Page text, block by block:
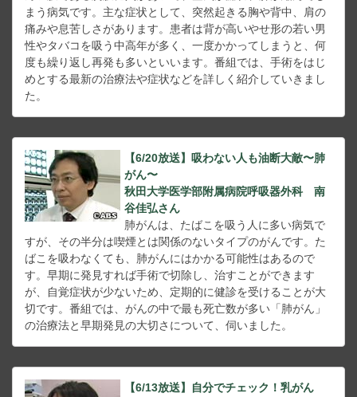
まう病気です。主な症状として、突然起きる胸や背中、肩の
痛みや息苦しさがあります。患者は背が高いやせ形の若い男
性やタバコを吸う中高年が多く、一度かかってしまうと、何
度も繰り返し再発も多いといいます。番組では、手術をはじ
めとする最新の治療法や症状などを詳しく紹介していきまし
た。
【6/20放送】吸わない人も油断大敵〜肺
がん〜
秋田大学医学部附属病院呼吸器外科 南
谷佳弘さん
肺がんは、たばこを吸う人に多い病気で
すが、その半分は喫煙とは関係のないタイプのがんです。た
ばこを吸わなくても、肺がんにはかかる可能性はあるので
す。早期に発見すれば手術で切除し、治すことができます
が、自覚症状が少ないため、定期的に健診を受けることが大
切です。番組では、がんの中で最も死亡数が多い「肺がん」
の治療法と早期発見の大切さについて、伺いました。
【6/13放送】自分でチェック！乳がん